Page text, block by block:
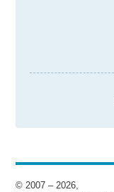
© 2007 – 2026,